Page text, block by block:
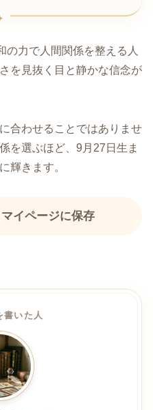
の力で人間関係を整える人
を見抜く目と静かな信念が
合わせることではありませ
を選ぶほど、9月27日生ま
輝きます。
イページに保存
書いた人